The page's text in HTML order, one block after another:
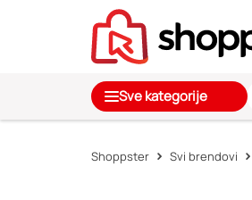
Sve kategorije
Shoppster Svi brendovi